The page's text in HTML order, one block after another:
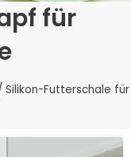
für
Silikon-Futterschale für